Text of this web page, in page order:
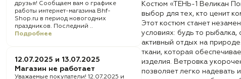
друзья! Сообщаем вам о графике
работы интернет-магазина Bhf-
Shop.ru в период новогодних
праздников. Последний ..
Подробнее
12.07.2025 и 13.07.2025
Магазин не работает
Уважаемые покупатели! 12.07.2025 и
Костюм «ТЕНЬ-1 Великан
выбор для тех, кто ценит
Этот костюм станет
условиях: будь то рыбалка,
активный отдых на
ткани, которая
изделия. Ветровка
позволяет легко надевать